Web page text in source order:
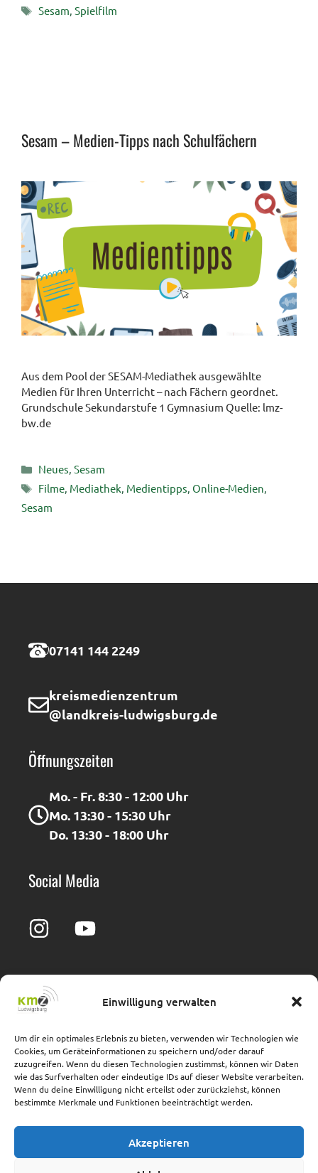
Einwilligung verwalten
Um dir ein optimales Erlebnis zu bieten, verwenden wir Technologien wie
Cookies, um Geräteinformationen zu speichern und/oder darauf
zuzugreifen. Wenn du diesen Technologien zustimmst, können wir Daten
wie das Surfverhalten oder eindeutige IDs auf dieser Website verarbeiten.
Wenn du deine Einwilligung nicht erteilst oder zurückziehst, können
bestimmte Merkmale und Funktionen beeinträchtigt werden.
Akzeptieren
Schlagwörter
Sesam, Spielfilm
Sesam – Medien-Tipps nach Schulfächern
Aus dem Pool der SESAM-Mediathek ausgewählte
Medien für Ihren Unterricht – nach Fächern geordnet.
Grundschule Sekundarstufe 1 Gymnasium Quelle: lmz-
bw.de
Kategorien
Neues, Sesam
Schlagwörter
Filme, Mediathek, Medientipps, Online-Medien,
Sesam
07141 144 2249
kreismedienzentrum
@landkreis-ludwigsburg.de
Öffnungszeiten
Mo. - Fr. 8:30 - 12:00 Uhr
Mo. 13:30 - 15:30 Uhr
Do. 13:30 - 18:00 Uhr
Social Media
Impressum
Barrierefreiheit
Adresse
Hindenburgstraße 40
(im Landratsamt Ludwigsburg)